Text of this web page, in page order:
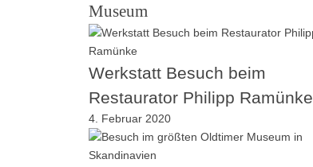
Museum
Werkstatt Besuch beim
Restaurator Philipp Ramünke
4. Februar 2020